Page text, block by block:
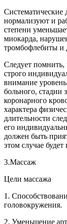
Систематические
нормализуют и
степени
миокарда,
тромбофлебиты и
Следует помнить,
строго
внимание
больного, стадии
коронарного
характера
длительности
его
должен быть
этом случае
3.Массаж
Цели массажа
1.
головокружения.
2. Уменьшение